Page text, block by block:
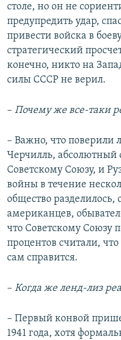
столе, но он не
предупредить удар,
привести войска в
стратегический
конечно, никто на
силы СССР не верил.
– Почему же все-таки
– Важно, что поверили
Черчилль,
Советскому Союзу, и
войны в течение
общество разделилось,
американцев,
что Советскому Союзу
процентов считали,
сам справится.
– Когда же ленд-лиз
– Первый конвой
1941 года, хотя